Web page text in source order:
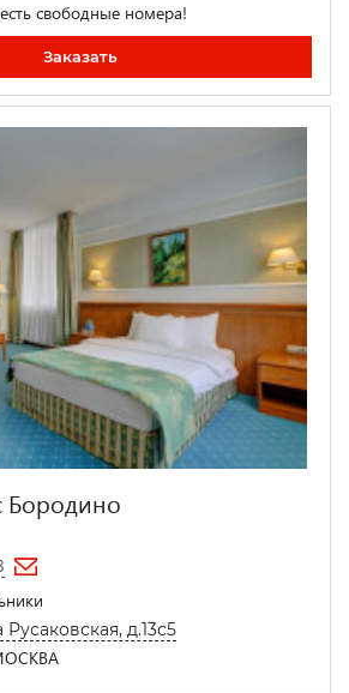
свободные номера!
Заказать
Бородино
д.13с5